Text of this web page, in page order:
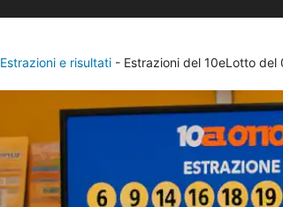
Estrazioni e risultati - Estrazioni del 10eLotto